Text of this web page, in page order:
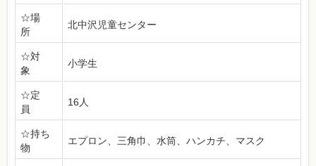
☆場
所
北中沢児童センター
☆対
象
小学生
☆定
員
16人
☆持ち
物
エプロン、三角巾、水筒、ハンカチ、マスク